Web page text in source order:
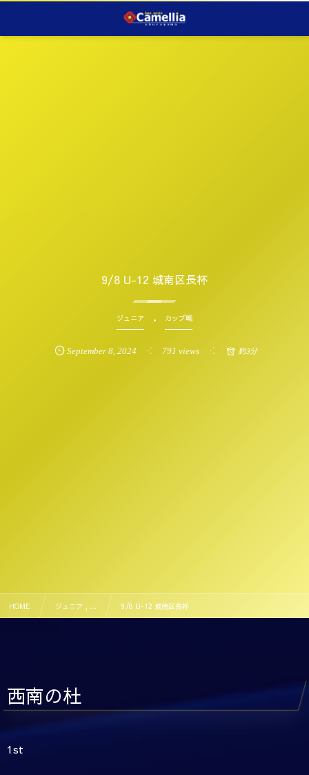
9/8 U-12 城南区長杯
ジュニア カップ戦
September 8,2024 791 views 約3分
HOME ジュニア , … 9/8 U-12 城南区長杯
西南の杜
1st